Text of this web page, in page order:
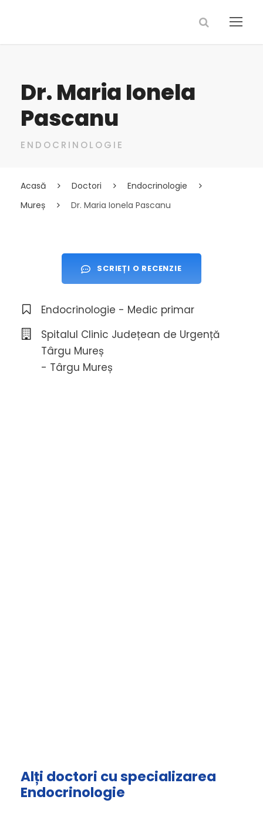
Dr. Maria Ionela
Pascanu
ENDOCRINOLOGIE
Acasă Doctori
Endocrinologie
Mureș
Dr. Maria Ionela Pascanu
SCRIEȚI O RECENZIE
Endocrinologie - Medic primar
Spitalul Clinic Județean de Urgență
Târgu Mureș
- Târgu Mureș
Alți doctori cu specializarea
Endocrinologie